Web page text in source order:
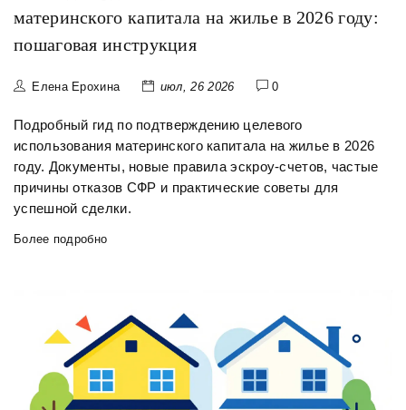
материнского капитала на жилье в 2026 году:
пошаговая инструкция
Елена Ерохина июл, 26 2026 0
Подробный гид по подтверждению целевого
использования материнского капитала на жилье в 2026
году. Документы, новые правила эскроу-счетов, частые
причины отказов СФР и практические советы для
успешной сделки.
Более подробно